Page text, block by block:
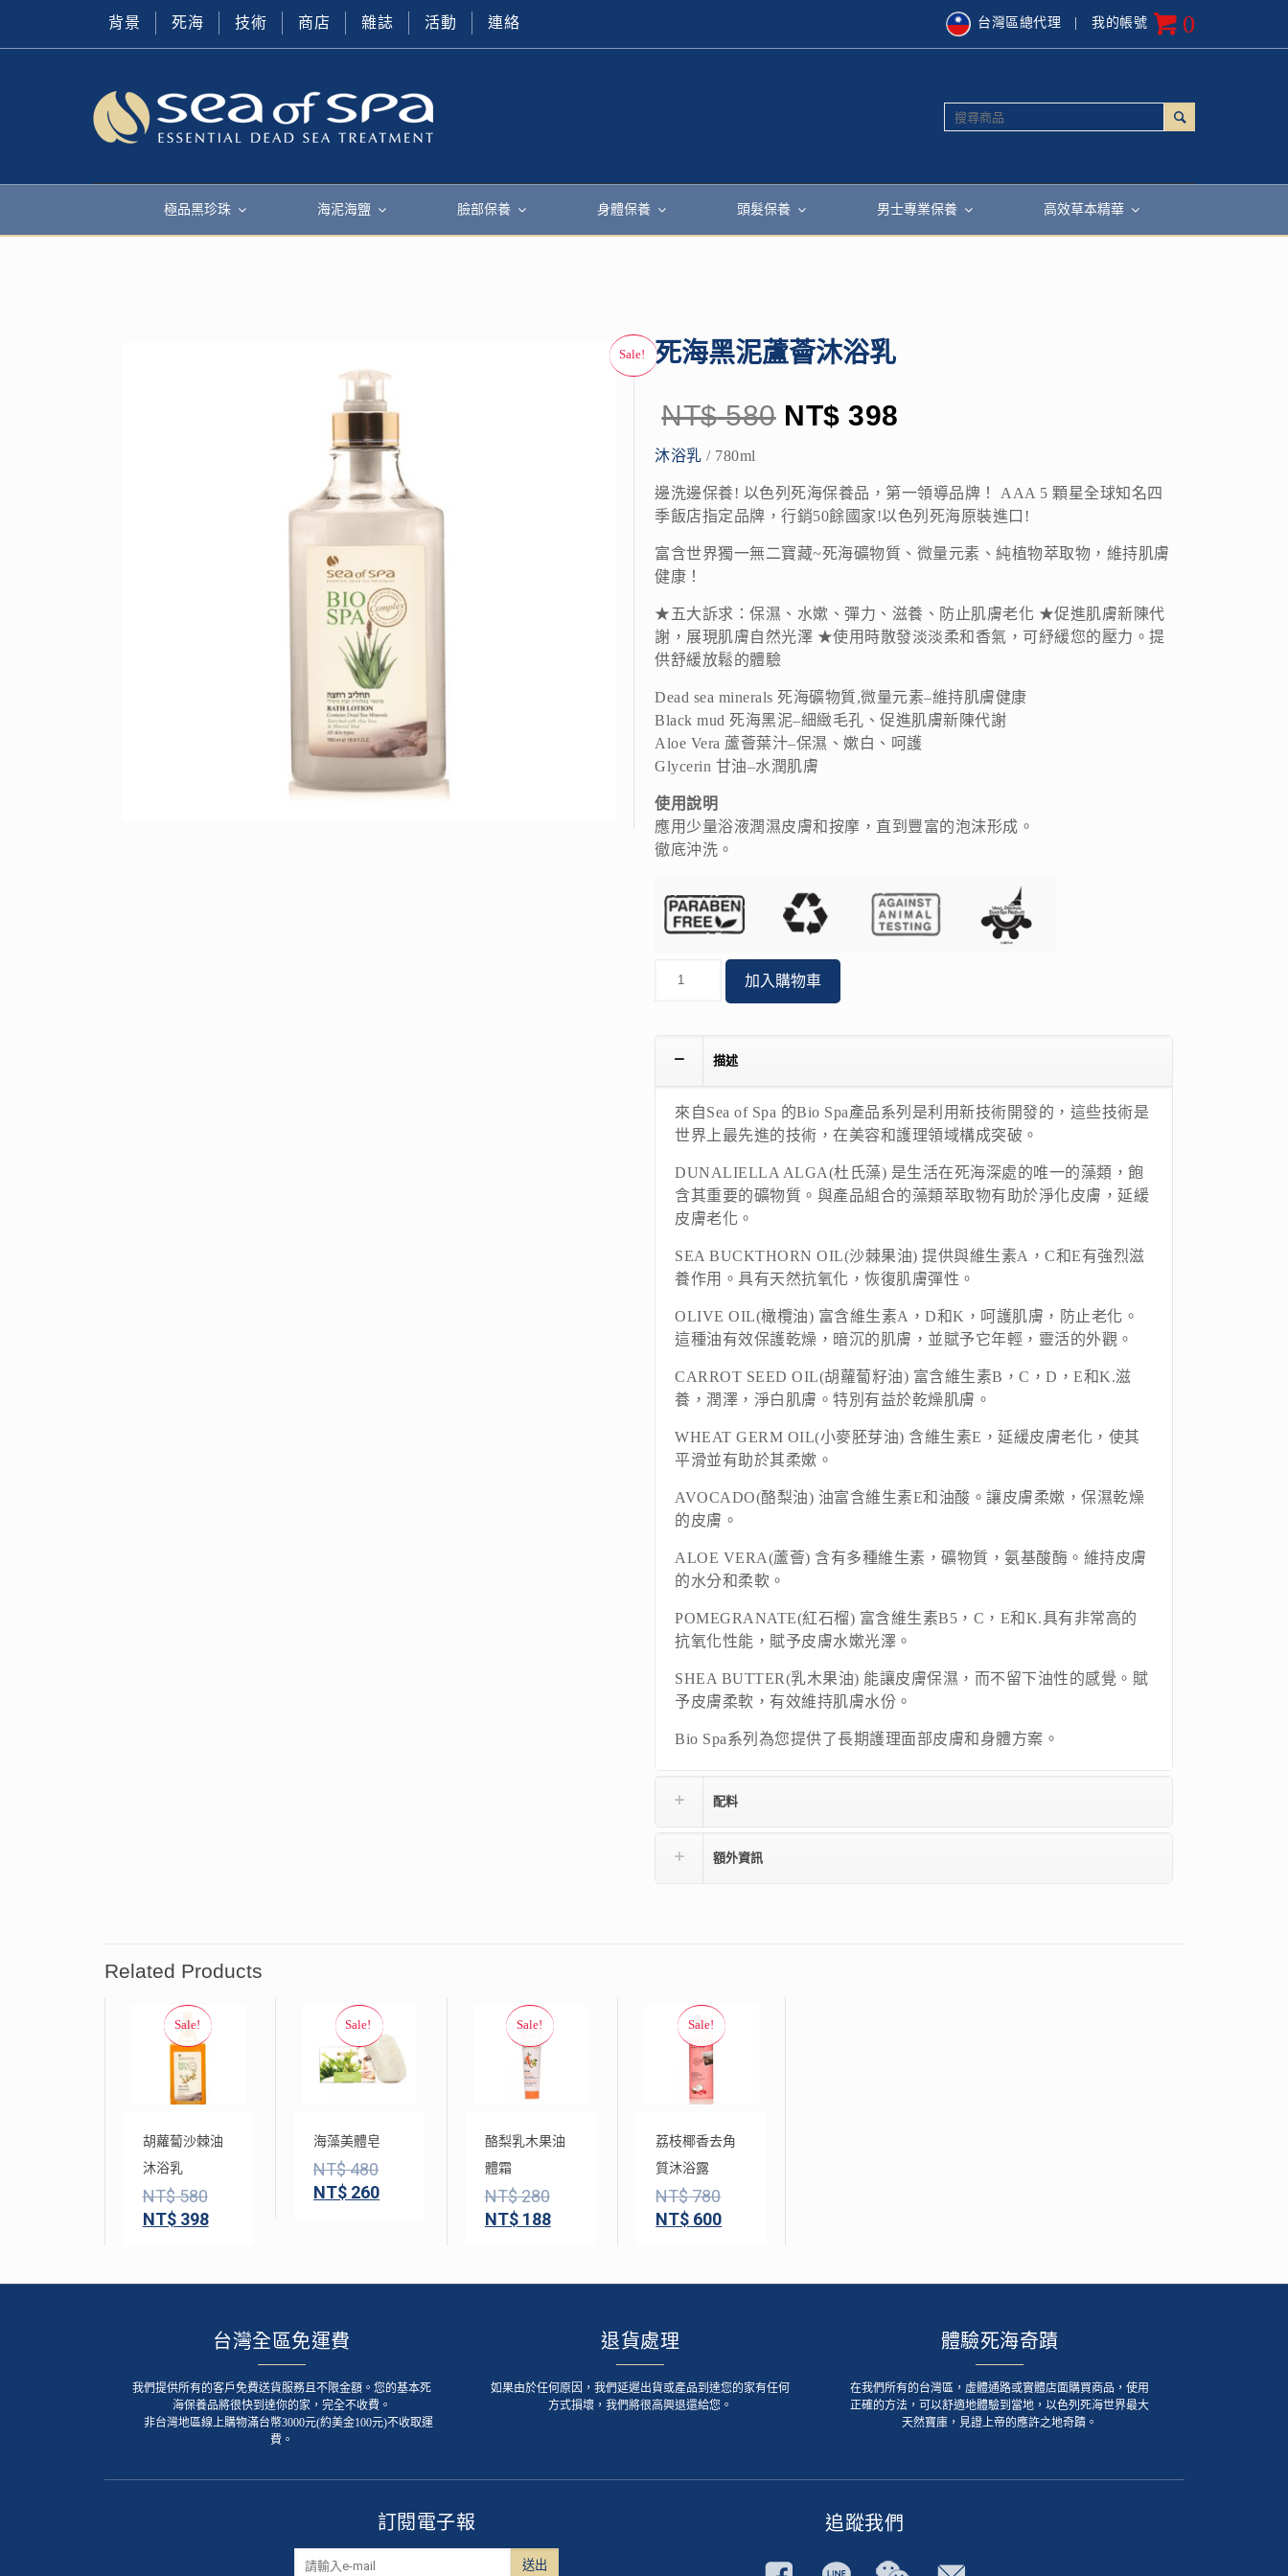
背景 死海 技術 商店 雜誌 活動 連絡 | 我的帳號 0
台灣區總代理
極品黑珍珠 海泥海鹽 臉部保養 身體保養 頭髮保養 男士專業保養 高效草本精華
死海黑泥蘆薈沐浴乳
NT$580 NT$ 398
沐浴乳 / 780ml
邊洗邊保養! 以色列死海保養品，第一領導品牌！ AAA 5 顆星全球知名四
季飯店指定品牌，行銷50餘國家!以色列死海原裝進口!
富含世界獨一無二寶藏~死海礦物質、微量元素、純植物萃取物，維持肌膚
健康！
★五大訴求：保濕、水嫰、彈力、滋養、防止肌膚老化 ★促進肌膚新陳代
謝，展現肌膚自然光澤 ★使用時散發淡淡柔和香氣，可紓緩您的壓力。提
供舒緩放鬆的體驗
Dead sea minerals 死海礦物質,微量元素–維持肌膚健康
Black mud 死海黑泥–細緻毛孔、促進肌膚新陳代謝
Aloe Vera 蘆薈葉汁–保濕、嫰白、呵護
Glycerin 甘油–水潤肌膚
使用說明
應用少量浴液潤濕皮膚和按摩，直到豐富的泡沫形成。
徹底沖洗。
加入購物車
描述
來自Sea of Spa 的Bio Spa產品系列是利用新技術開發的，這些技術是
世界上最先進的技術，在美容和護理領域構成突破。
DUNALIELLA ALGA(杜氏藻) 是生活在死海深處的唯一的藻類，飽
含其重要的礦物質。與產品組合的藻類萃取物有助於淨化皮膚，延緩
皮膚老化。
SEA BUCKTHORN OIL(沙棘果油) 提供與維生素A，C和E有強烈滋
養作用。具有天然抗氧化，恢復肌膚彈性。
OLIVE OIL(橄欖油) 富含維生素A，D和K，呵護肌膚，防止老化。
這種油有效保護乾燥，暗沉的肌膚，並賦予它年輕，靈活的外觀。
CARROT SEED OIL(胡蘿蔔籽油) 富含維生素B，C，D，E和K.滋
養，潤澤，淨白肌膚。特別有益於乾燥肌膚。
WHEAT GERM OIL(小麥胚芽油) 含維生素E，延緩皮膚老化，使其
平滑並有助於其柔嫰。
AVOCADO(酪梨油) 油富含維生素E和油酸。讓皮膚柔嫰，保濕乾燥
的皮膚。
ALOE VERA(蘆薈) 含有多種維生素，礦物質，氨基酸酶。維持皮膚
的水分和柔軟。
POMEGRANATE(紅石榴) 富含維生素B5，C，E和K.具有非常高的
抗氧化性能，賦予皮膚水嫰光澤。
SHEA BUTTER(乳木果油) 能讓皮膚保濕，而不留下油性的感覺。賦
予皮膚柔軟，有效維持肌膚水份。
Bio Spa系列為您提供了長期護理面部皮膚和身體方案。
配料
額外資訊
Related Products
胡蘿蔔沙棘油
沐浴乳
NT$580
NT$398
海藻美體皂
NT$480
NT$ 260
酪梨乳木果油
體霜
NT$280
NT$188
荔枝椰香去角
質沐浴露
NT$780
NT$ 600
台灣全區免運費
我們提供所有的客戶免費送貨服務且不限金額。您的基本死
海保養品將很快到達你的家，完全不收費。
非台灣地區線上購物滿台幣3000元(約美金100元)不收取運
費。
退貨處理
如果由於任何原因，我們延遲出貨或產品到達您的家有任何
方式損壞，我們將很高興退還給您。
體驗死海奇蹟
在我們所有的台灣區，虛體通路或實體店面購買商品，使用
正確的方法，可以舒適地體驗到當地，以色列死海世界最大
天然寶庫，見證上帝的應許之地奇蹟。
訂閱電子報 追蹤我們